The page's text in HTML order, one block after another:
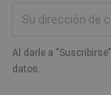
Al darle a
datos.